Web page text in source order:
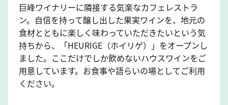
巨峰ワイナリーに隣接する気楽なカフェレストラ
ン。自信を持って醸し出した果実ワインを、地元の
食材とともに楽しく味わっていただきたいという気
持ちから、「HEURIGE（ホイリゲ）」をオープンし
ました。ここだけでしか飲めないハウスワインをご
用意しています。お食事や語らいの場としてご利用
ください。